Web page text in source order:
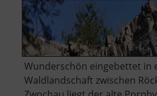
Wunderschön eingebettet in
Waldlandschaft zwischen